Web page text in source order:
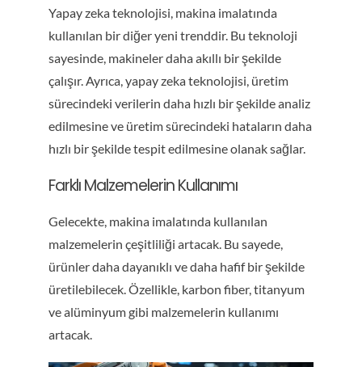
Yapay zeka teknolojisi, makina imalatında
kullanılan bir diğer yeni trenddir. Bu teknoloji
sayesinde, makineler daha akıllı bir şekilde
çalışır. Ayrıca, yapay zeka teknolojisi, üretim
sürecindeki verilerin daha hızlı bir şekilde analiz
edilmesine ve üretim sürecindeki hataların daha
hızlı bir şekilde tespit edilmesine olanak sağlar.
Farklı Malzemelerin Kullanımı
Gelecekte, makina imalatında kullanılan
malzemelerin çeşitliliği artacak. Bu sayede,
ürünler daha dayanıklı ve daha hafif bir şekilde
üretilebilecek. Özellikle, karbon fiber, titanyum
ve alüminyum gibi malzemelerin kullanımı
artacak.